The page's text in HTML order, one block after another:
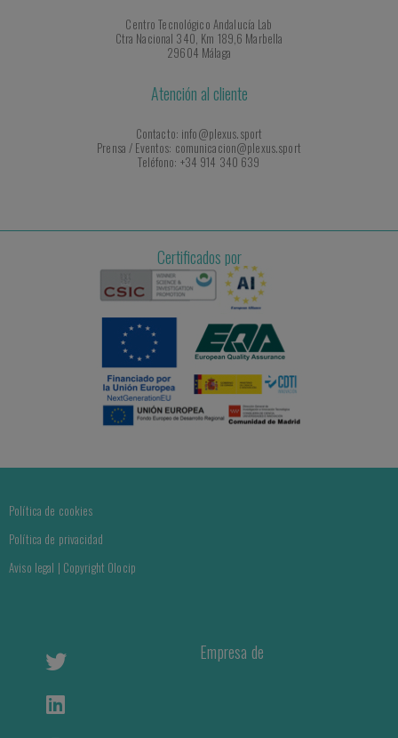
Centro Tecnológico Andalucía Lab
Ctra Nacional 340, Km 189,6 Marbella
29604 Málaga
Atención al cliente
Contacto: info@plexus.sport
Prensa / Eventos: comunicacion@plexus.sport
Teléfono: +34 914 340 639
Certificados por
Política de cookies
Política de privacidad
Aviso legal | Copyright Olocip
Empresa de